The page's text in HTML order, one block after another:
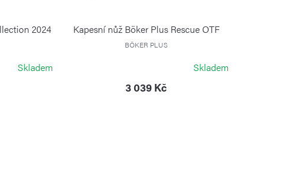
2024
Skladem
Kapesní nůž Böker Plus Rescue OTF
BÖKER PLUS
Skladem
3 039 Kč